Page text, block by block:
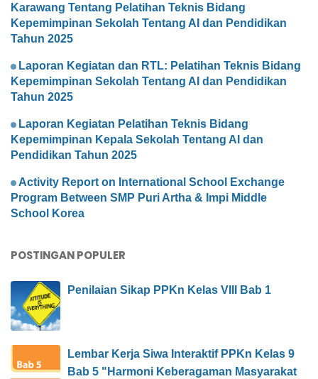
Karawang Tentang Pelatihan Teknis Bidang
Kepemimpinan Sekolah Tentang AI dan Pendidikan
Tahun 2025
Laporan Kegiatan dan RTL: Pelatihan Teknis Bidang
Kepemimpinan Sekolah Tentang AI dan Pendidikan
Tahun 2025
Laporan Kegiatan Pelatihan Teknis Bidang
Kepemimpinan Kepala Sekolah Tentang AI dan
Pendidikan Tahun 2025
Activity Report on International School Exchange
Program Between SMP Puri Artha & Impi Middle
School Korea
POSTINGAN POPULER
Penilaian Sikap PPKn Kelas VIII Bab 1
Lembar Kerja Siwa Interaktif PPKn Kelas 9
Bab 5 "Harmoni Keberagaman Masyarakat